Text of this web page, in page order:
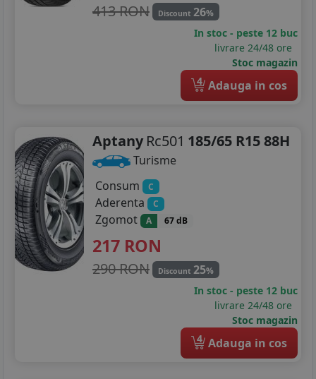
413 RON Discount 26%
In stoc - peste 12 buc
livrare 24/48 ore
Stoc magazin
4 Adauga in cos
Aptany Rc501 185/65 R15 88H
Turisme
Consum
C
Aderenta C
Zgomot A 67 dB
217 RON
290 RON Discount 25%
In stoc - peste 12 buc
livrare 24/48 ore
Stoc magazin
4 Adauga in cos